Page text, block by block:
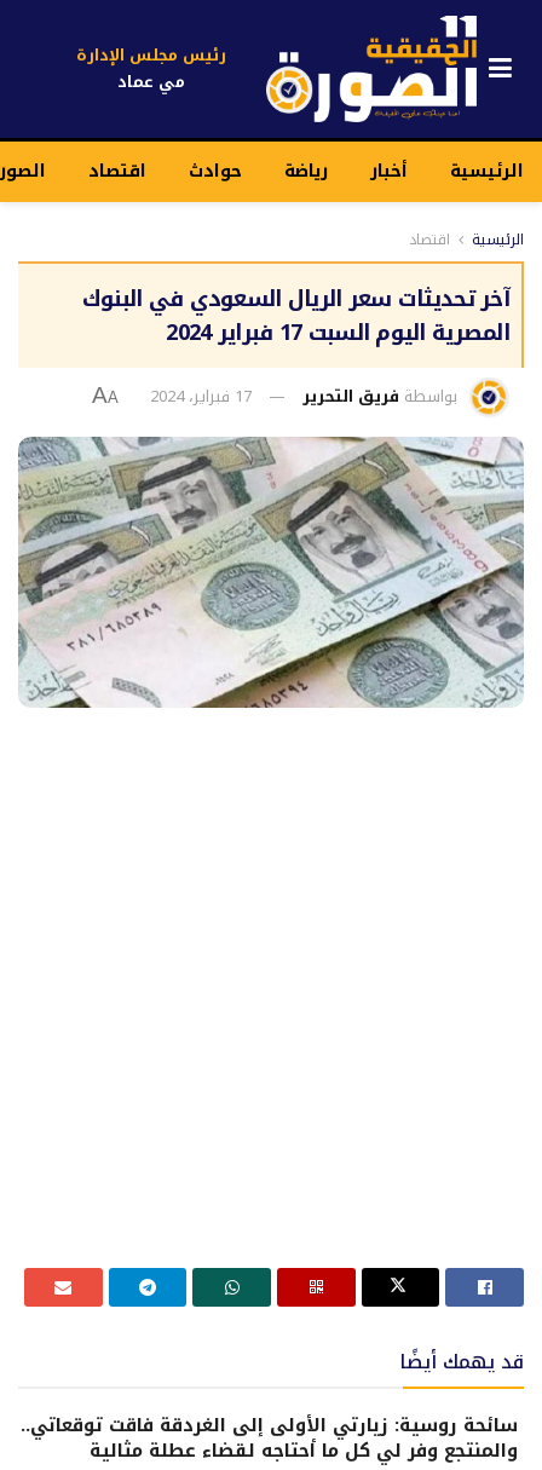
رئيس مجلس الإدارة
مي عماد
الرئيسية أخبار رياضة حوادث اقتصاد
الرئيسية اقتصاد
آخر تحديثات سعر الريال السعودي في البنوك
المصرية اليوم السبت 17 فبراير 2024
بواسطة فريق التحرير 17 فبراير، 2024 A
A
قد يهمك أيضًا
سائحة روسية: زيارتي الأولى إلى الغردقة فاقت توقعاتي..
والمنتجع وفر لي كل ما أحتاجه لقضاء عطلة مثالية